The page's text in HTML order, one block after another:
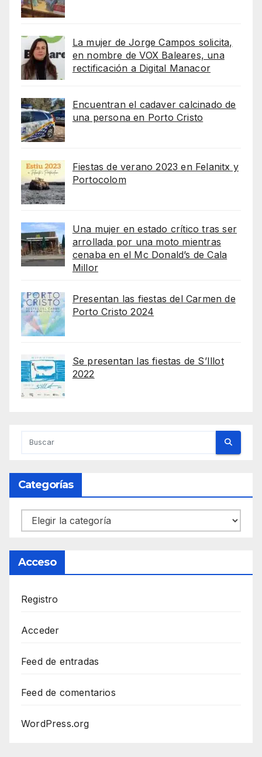
La mujer de Jorge Campos solicita,
en nombre de VOX Baleares, una
rectificación a Digital Manacor
Encuentran el cadaver calcinado de
una persona en Porto Cristo
Fiestas de verano 2023 en Felanitx y
Portocolom
Una mujer en estado crítico tras ser
arrollada por una moto mientras
cenaba en el Mc Donald’s de Cala
Millor
Presentan las fiestas del Carmen de
Porto Cristo 2024
Se presentan las fiestas de S’Illot
2022
Categorías
Categorías
Acceso
Registro
Acceder
Feed de entradas
Feed de comentarios
WordPress.org